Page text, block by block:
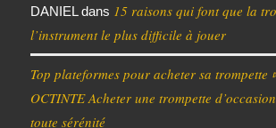
DANIELdans 15 raisons qui font que la
l’instrument le plus difficile à jouer
Top plateformes pour acheter sa trompette
OCTINTE Acheter une trompette
toute sérénité